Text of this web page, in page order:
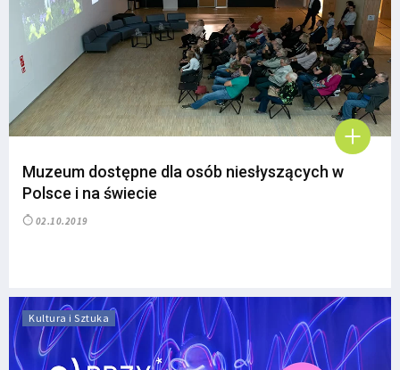
Muzeum dostępne dla osób niesłyszących w
Polsce i na świecie
02.10.2019
Kultura i Sztuka